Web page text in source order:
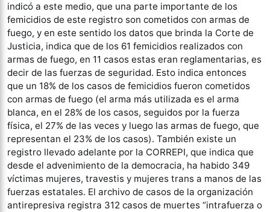
indicó a este medio, que una parte importante de los
femicidios de este registro son cometidos con armas de
fuego, y en este sentido los datos que brinda la Corte de
Justicia, indica que de los 61 femicidios realizados con
armas de fuego, en 11 casos estas eran reglamentarias, es
decir de las fuerzas de seguridad. Esto indica entonces
que un 18% de los casos de femicidios fueron cometidos
con armas de fuego (el arma más utilizada es el arma
blanca, en el 28% de los casos, seguidos por la fuerza
física, el 27% de las veces y luego las armas de fuego, que
representan el 23% de los casos). También existe un
registro llevado adelante por la CORREPI, que indica que
desde el advenimiento de la democracia, ha habido 349
víctimas mujeres, travestis y mujeres trans a manos de las
fuerzas estatales. El archivo de casos de la organización
antirepresiva registra 312 casos de muertes “intrafuerza o